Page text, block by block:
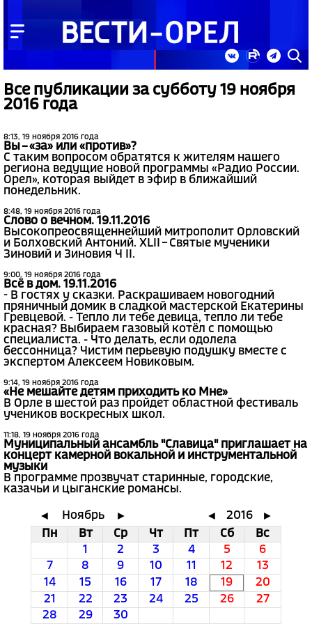
Все публикации за субботу 19 ноября
2016 года
8:13, 19 ноября 2016 года
Вы – «за» или «против»?
С таким вопросом обратятся к жителям нашего
региона ведущие новой программы «Радио России.
Орел», которая выйдет в эфир в ближайший
понедельник.
8:48, 19 ноября 2016 года
Слово о вечном. 19.11.2016
Высокопреосвященнейший митрополит Орловский
и Болховский Антоний. XLII – Святые мученики
Зиновий и Зиновия Ч II.
9:00, 19 ноября 2016 года
Всё в дом. 19.11.2016
- В гостях у сказки. Раскрашиваем новогодний
пряничный домик в сладкой мастерской Екатерины
Гревцевой. - Тепло ли тебе девица, тепло ли тебе
красная? Выбираем газовый котёл с помощью
специалиста. - Что делать, если одолела
бессонница? Чистим перьевую подушку вместе с
экспертом Алексеем Новиковым.
9:14, 19 ноября 2016 года
«Не мешайте детям приходить ко Мне»
В Орле в шестой раз пройдет областной фестиваль
учеников воскресных школ.
11:18, 19 ноября 2016 года
Муниципальный ансамбль "Славица" приглашает на
концерт камерной вокальной и инструментальной
музыки
В программе прозвучат старинные, городские,
казачьи и цыганские романсы.
◄ Ноябрь ► ◄ 2016
►
Пн
Вт Ср Чт Пт Сб
Вс
1
2 3 4 5
6
7
8 9 10 11 12
13
14
15 16 17 18 19
20
21
22 23 24 25 26
27
28
29 30